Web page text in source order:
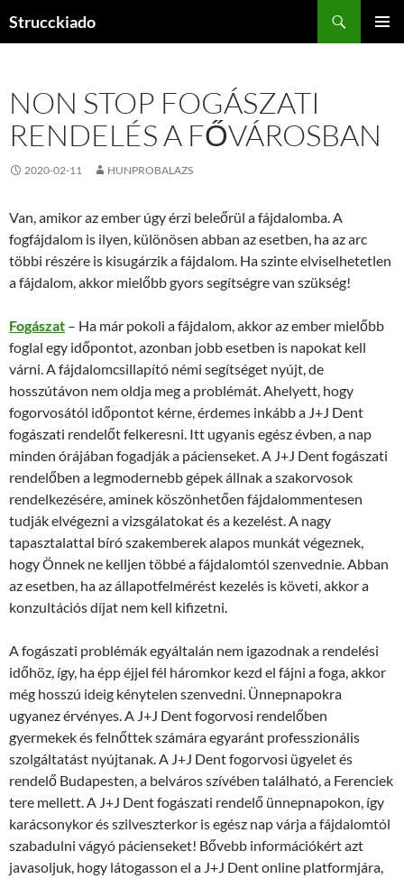
Strucckiado
NON STOP FOGÁSZATI
RENDELÉS A FŐVÁROSBAN
2020-02-11 HUNPROBALAZS
Van, amikor az ember úgy érzi beleőrül a fájdalomba. A
fogfájdalom is ilyen, különösen abban az esetben, ha az arc
többi részére is kisugárzik a fájdalom. Ha szinte elviselhetetlen
a fájdalom, akkor mielőbb gyors segítségre van szükség!
Fogászat – Ha már pokoli a fájdalom, akkor az ember mielőbb
foglal egy időpontot, azonban jobb esetben is napokat kell
várni. A fájdalomcsillapító némi segítséget nyújt, de
hosszútávon nem oldja meg a problémát. Ahelyett, hogy
fogorvosától időpontot kérne, érdemes inkább a J+J Dent
fogászati rendelőt felkeresni. Itt ugyanis egész évben, a nap
minden órájában fogadják a pácienseket. A J+J Dent fogászati
rendelőben a legmodernebb gépek állnak a szakorvosok
rendelkezésére, aminek köszönhetően fájdalommentesen
tudják elvégezni a vizsgálatokat és a kezelést. A nagy
tapasztalattal bíró szakemberek alapos munkát végeznek,
hogy Önnek ne kelljen többé a fájdalomtól szenvednie. Abban
az esetben, ha az állapotfelmérést kezelés is követi, akkor a
konzultációs díjat nem kell kifizetni.
A fogászati problémák egyáltalán nem igazodnak a rendelési
időhöz, így, ha épp éjjel fél háromkor kezd el fájni a foga, akkor
még hosszú ideig kénytelen szenvedni. Ünnepnapokra
ugyanez érvényes. A J+J Dent fogorvosi rendelőben
gyermekek és felnőttek számára egyaránt professzionális
szolgáltatást nyújtanak. A J+J Dent fogorvosi ügyelet és
rendelő Budapesten, a belváros szívében található, a Ferenciek
tere mellett. A J+J Dent fogászati rendelő ünnepnapokon, így
karácsonykor és szilveszterkor is egész nap várja a fájdalomtól
szabadulni vágyó pácienseket! Bővebb információkért azt
javasoljuk, hogy látogasson el a J+J Dent online platformjára,